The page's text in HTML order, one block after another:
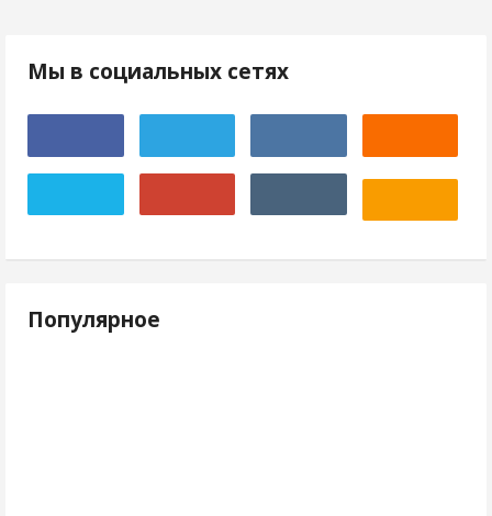
Мы в социальных сетях
Популярное